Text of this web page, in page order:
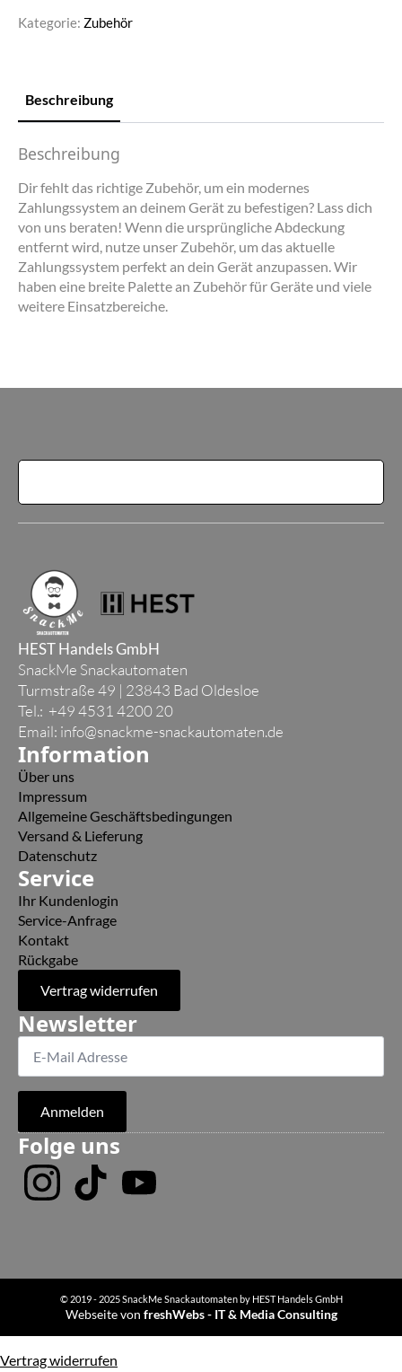
Kategorie: Zubehör
Beschreibung
Beschreibung
Dir fehlt das richtige Zubehör, um ein modernes
Zahlungssystem an deinem Gerät zu befestigen? Lass dich
von uns beraten! Wenn die ursprüngliche Abdeckung
entfernt wird, nutze unser Zubehör, um das aktuelle
Zahlungssystem perfekt an dein Gerät anzupassen. Wir
haben eine breite Palette an Zubehör für Geräte und viele
weitere Einsatzbereiche.
HEST Handels GmbH
SnackMe Snackautomaten
Turmstraße 49 | 23843 Bad Oldesloe
Tel.: +49 4531 4200 20
Email: info@snackme-snackautomaten.de
Information
Über uns
Impressum
Allgemeine Geschäftsbedingungen
Versand & Lieferung
Datenschutz
Service
Ihr Kundenlogin
Service-Anfrage
Kontakt
Rückgabe
Vertrag widerrufen
Newsletter
Anmelden
Folge uns
© 2019 - 2025 SnackMe Snackautomaten by HEST Handels GmbH
Webseite von freshWebs - IT & Media Consulting
Vertrag widerrufen